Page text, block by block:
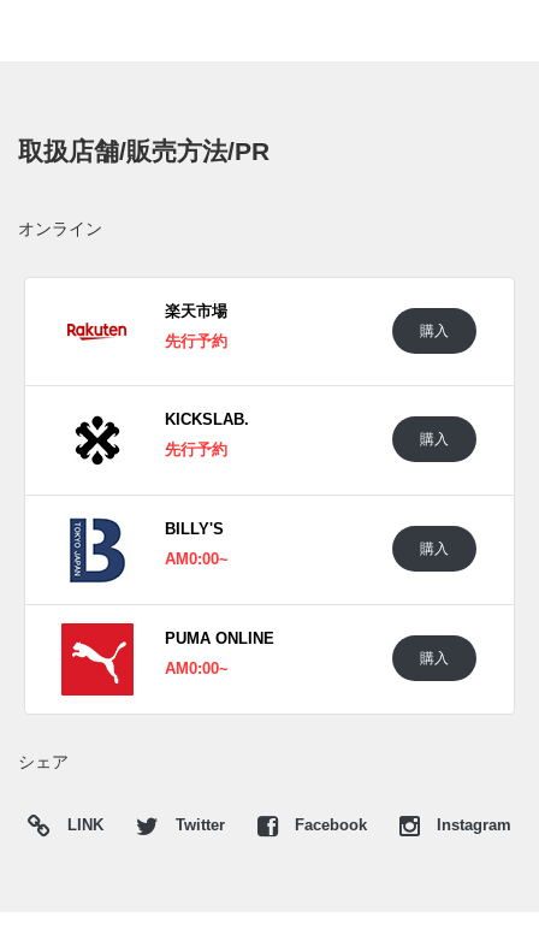
ソールが全体に上品さと落ち着きをもたらし、国産の厳選さ
イジングも楽しめる一足となっている。
日本国内では2024年10月25日にプーマ取扱店にて発売予
定。価格は30,800円 (税込)。また新たな情報が入り次第、ス
TANGERINE-FROSTED IVORY(398560-02)
PUMA BLACK-PUMA RED(398560-01)
取扱店舗/販売方法/PR
オンライン
楽天市場
先行予約
購入
KICKSLAB.
先行予約
購入
BILLY'S
AM0:00~
購入
PUMA ONLINE
AM0:00~
購入
シェア
LINK Twitter Facebook Instagram